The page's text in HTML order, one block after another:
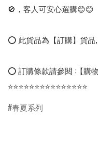
🚫，客人可安心選購😊😊
⭕ 此貨品為【訂購】貨品,
⭕ 訂購條款請參閱 :【購
⭐⭐⭐⭐⭐⭐⭐⭐⭐⭐⭐⭐⭐⭐⭐
春夏系列